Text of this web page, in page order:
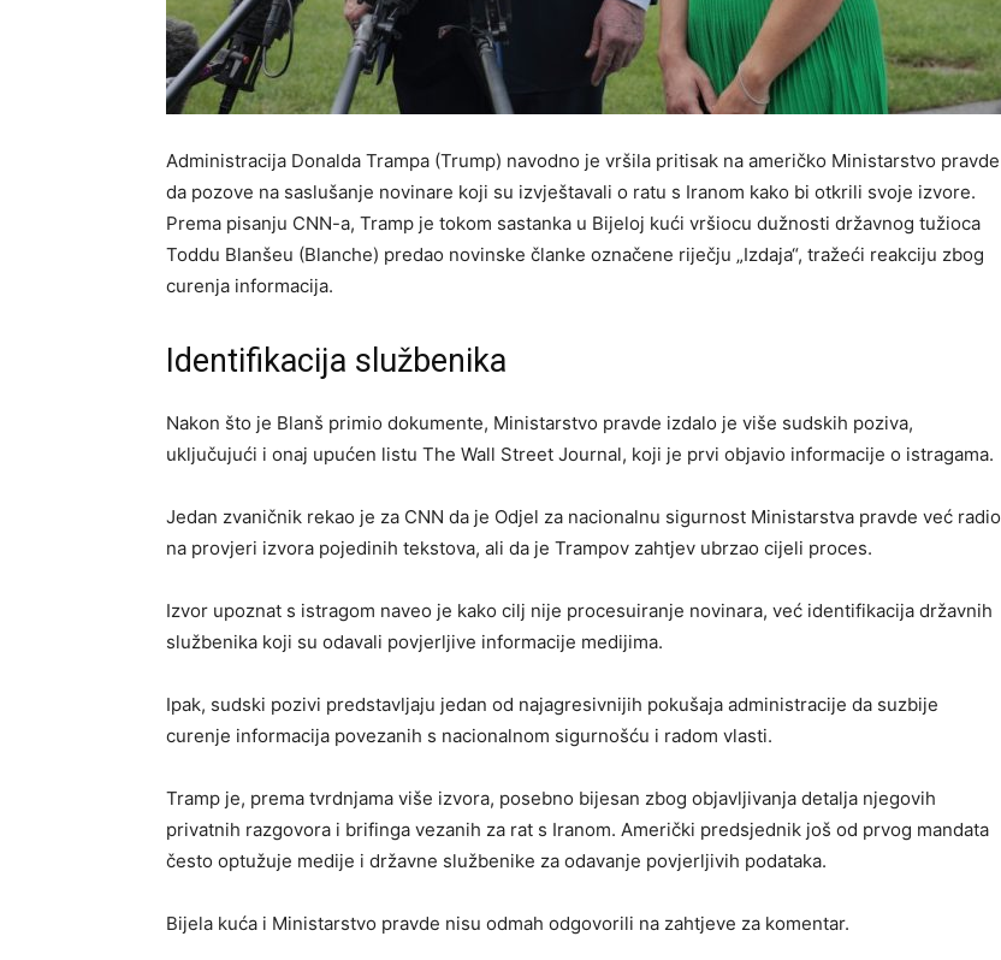
Administracija Donalda Trampa (Trump) navodno je vršila pritisak na američko Ministarstvo pravde
da pozove na saslušanje novinare koji su izvještavali o ratu s Iranom kako bi otkrili svoje izvore.
Prema pisanju CNN-a, Tramp je tokom sastanka u Bijeloj kući vršiocu dužnosti državnog tužioca
Toddu Blanšeu (Blanche) predao novinske članke označene riječju „Izdaja“, tražeći reakciju zbog
curenja informacija.
Identifikacija službenika
Nakon što je Blanš primio dokumente, Ministarstvo pravde izdalo je više sudskih poziva,
uključujući i onaj upućen listu The Wall Street Journal, koji je prvi objavio informacije o istragama.
Jedan zvaničnik rekao je za CNN da je Odjel za nacionalnu sigurnost Ministarstva pravde već radio
na provjeri izvora pojedinih tekstova, ali da je Trampov zahtjev ubrzao cijeli proces.
Izvor upoznat s istragom naveo je kako cilj nije procesuiranje novinara, već identifikacija državnih
službenika koji su odavali povjerljive informacije medijima.
Ipak, sudski pozivi predstavljaju jedan od najagresivnijih pokušaja administracije da suzbije
curenje informacija povezanih s nacionalnom sigurnošću i radom vlasti.
Tramp je, prema tvrdnjama više izvora, posebno bijesan zbog objavljivanja detalja njegovih
privatnih razgovora i brifinga vezanih za rat s Iranom. Američki predsjednik još od prvog mandata
često optužuje medije i državne službenike za odavanje povjerljivih podataka.
Bijela kuća i Ministarstvo pravde nisu odmah odgovorili na zahtjeve za komentar.